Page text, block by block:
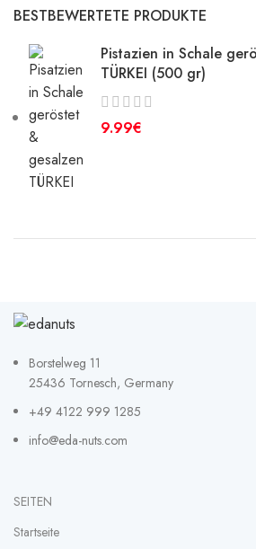
BESTBEWERTETE PRODUKTE
Pistazien in Schale
TÜRKEI (500 gr)
€
Borstelweg 11
25436 Tornesch, Germany
+49 4122 999 1285
info@eda-nuts.com
SEITEN
Startseite